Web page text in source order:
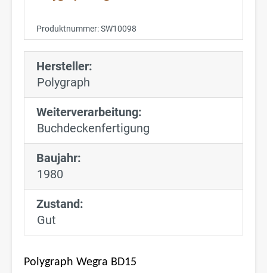
Produktnummer:SW10098
Hersteller:
Polygraph
Weiterverarbeitung:
Buchdeckenfertigung
Baujahr:
1980
Zustand:
Gut
Polygraph Wegra BD15